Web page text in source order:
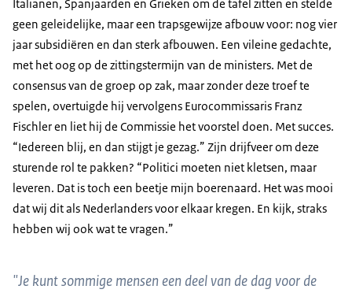
Italianen, Spanjaarden en Grieken om de tafel zitten en stelde
geen geleidelijke, maar een trapsgewijze afbouw voor: nog vier
jaar subsidiëren en dan sterk afbouwen. Een vileine gedachte,
met het oog op de zittingstermijn van de ministers. Met de
consensus van de groep op zak, maar zonder deze troef te
spelen, overtuigde hij vervolgens Eurocommissaris Franz
Fischler en liet hij de Commissie het voorstel doen. Met succes.
“Iedereen blij, en dan stijgt je gezag.” Zijn drijfveer om deze
sturende rol te pakken? “Politici moeten niet kletsen, maar
leveren. Dat is toch een beetje mijn boerenaard. Het was mooi
dat wij dit als Nederlanders voor elkaar kregen. En kijk, straks
hebben wij ook wat te vragen.”
"Je kunt sommige mensen een deel van de dag voor de